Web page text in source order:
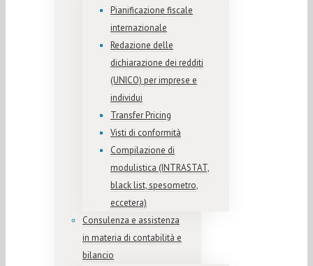
Pianificazione fiscale
internazionale
Redazione delle
dichiarazione dei redditi
(UNICO) per imprese e
individui
Transfer Pricing
Visti di conformità
Compilazione di
modulistica (INTRASTAT,
black list, spesometro,
eccetera)
Consulenza e assistenza
in materia di contabilità e
bilancio